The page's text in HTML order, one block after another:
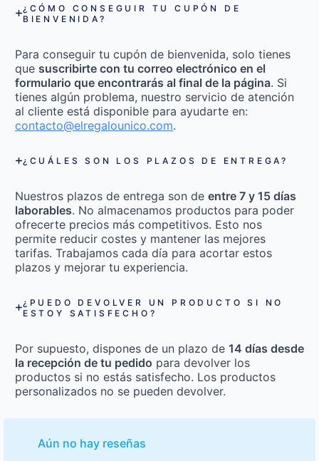
¿CÓMO CONSEGUIR TU CUPÓN DE
BIENVENIDA?
Para conseguir tu cupón de bienvenida, solo tienes
que suscribirte con tu correo electrónico en el
formulario que encontrarás al final de la página. Si
tienes algún problema, nuestro servicio de atención
al cliente está disponible para ayudarte en:
contacto@elregalounico.com.
¿CUÁLES SON LOS PLAZOS DE ENTREGA?
Nuestros plazos de entrega son de entre 7 y 15 días
laborables. No almacenamos productos para poder
ofrecerte precios más competitivos. Esto nos
permite reducir costes y mantener las mejores
tarifas. Trabajamos cada día para acortar estos
plazos y mejorar tu experiencia.
¿PUEDO DEVOLVER UN PRODUCTO SI NO
ESTOY SATISFECHO?
Por supuesto, dispones de un plazo de 14 días desde
la recepción de tu pedido para devolver los
productos si no estás satisfecho. Los productos
personalizados no se pueden devolver.
Aún no hay reseñas